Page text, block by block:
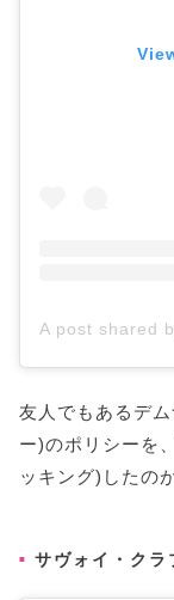
友人でもあるデ
ー)のポリシーを
ッキング)したの
サヴォイ・クラ